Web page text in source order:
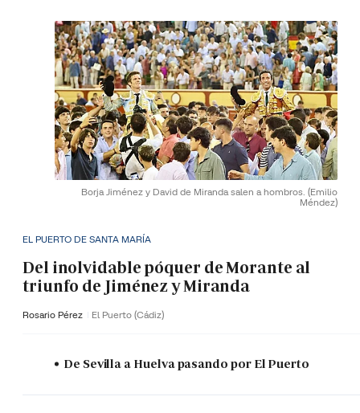
Borja Jiménez y David de Miranda salen a hombros. (Emilio
Méndez)
EL PUERTO DE SANTA MARÍA
Del inolvidable póquer de Morante al
triunfo de Jiménez y Miranda
Rosario Pérez El Puerto (Cádiz)
De Sevilla a Huelva pasando por El Puerto